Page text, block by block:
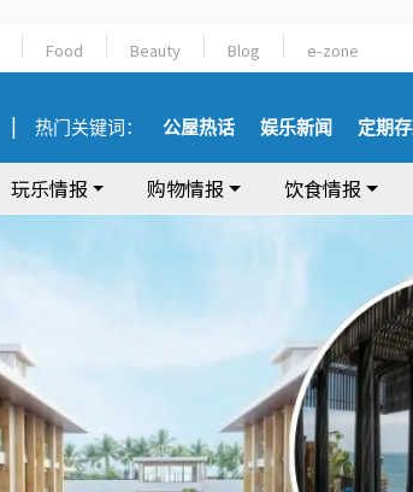
Food Beauty Blog e-zone
热门关键词： 公屋热话 娱乐新闻 定期
玩乐情报 购物情报 饮食情报